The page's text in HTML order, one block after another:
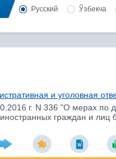
Русский Ўзбекча
и уголовная
г. N 336 "О мерах
граждан и лиц